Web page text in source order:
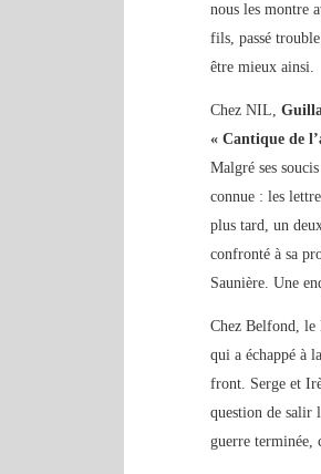
nous les montre
fils, passé
être mieux ainsi.
Chez NIL,
« Cantique de
Malgré ses
connue : les
plus tard, un
confronté à sa
Saunière. Une
Chez Belfond,
qui a échappé à
front. Serge et
question de salir
guerre terminée,